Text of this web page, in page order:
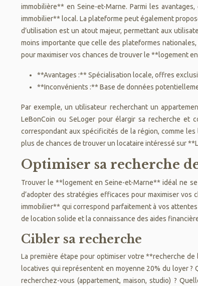
immobilière** en Seine-et-Marne. Parmi les
immobilier** local. La plateforme peut également
d’utilisation est un atout majeur, permettant aux
moins importante que celle des plateformes
pour maximiser vos chances de trouver le **logement
**Avantages :** Spécialisation locale, offres
**Inconvénients :** Base de données
Par exemple, un utilisateur recherchant un
LeBonCoin ou SeLoger pour élargir sa recherche et
correspondant aux spécificités de la région, comme
plus de chances de trouver un locataire intéressé sur
Optimiser sa recherche
Trouver le **logement en Seine-et-Marne** idéal ne
d’adopter des stratégies efficaces pour maximiser
immobilier** qui correspond parfaitement à vos
de location solide et la connaissance des aides
Cibler sa recherche
La première étape pour optimiser votre **recherche
locatives qui représentent en moyenne 20% du loyer
recherchez-vous (appartement, maison, studio) ?